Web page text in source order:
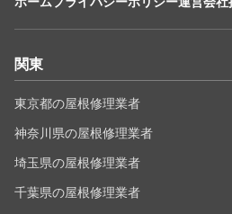
関東
東京都の屋根修理業者
神奈川県の屋根修理業者
埼玉県の屋根修理業者
千葉県の屋根修理業者